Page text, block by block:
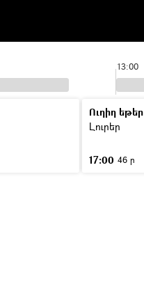
13:00
Ուղիղ եթեր
Լուրեր
17:00 46 ր